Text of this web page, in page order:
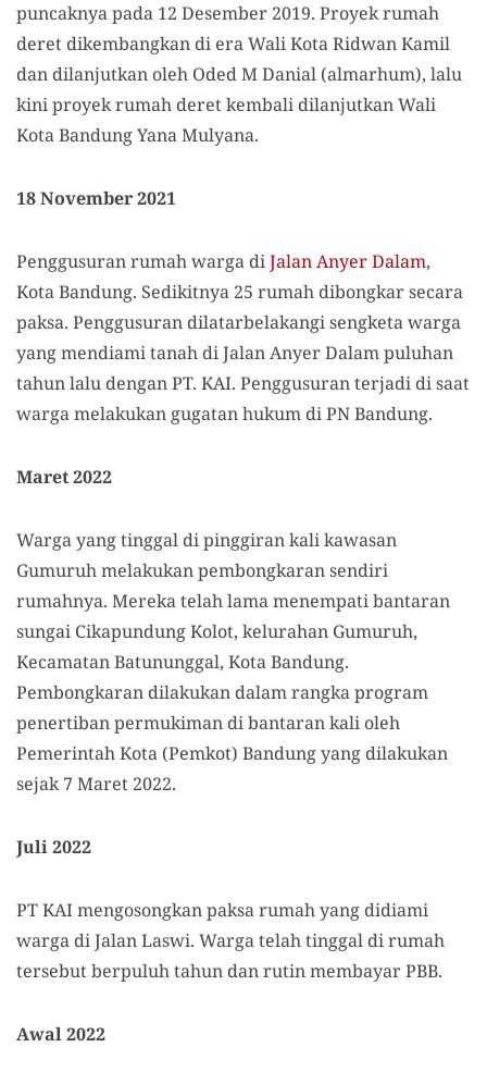
puncaknya pada 12 Desember 2019. Proyek rumah
deret dikembangkan di era Wali Kota Ridwan Kamil
dan dilanjutkan oleh Oded M Danial (almarhum), lalu
kini proyek rumah deret kembali dilanjutkan Wali
Kota Bandung Yana Mulyana.
18 November 2021
Penggusuran rumah warga diJalan Anyer Dalam,
Kota Bandung. Sedikitnya 25 rumah dibongkar secara
paksa. Penggusuran dilatarbelakangi sengketa warga
yang mendiami tanah di Jalan Anyer Dalam puluhan
tahun lalu dengan PT. KAI. Penggusuran terjadi di saat
warga melakukan gugatan hukum di PN Bandung.
Maret 2022
Warga yang tinggal di pinggiran kali kawasan
Gumuruh melakukan pembongkaran sendiri
rumahnya. Mereka telah lama menempati bantaran
sungai Cikapundung Kolot, kelurahan Gumuruh,
Kecamatan Batununggal, Kota Bandung.
Pembongkaran dilakukan dalam rangka program
penertiban permukiman di bantaran kali oleh
Pemerintah Kota (Pemkot) Bandung yang dilakukan
sejak 7 Maret 2022.
Juli 2022
PT KAI mengosongkan paksa rumah yang didiami
warga di Jalan Laswi. Warga telah tinggal di rumah
tersebut berpuluh tahun dan rutin membayar PBB.
Awal 2022